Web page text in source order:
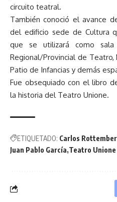
circuito teatral.
También conoció el avance
del edificio sede de Cultura
que se utilizará como
Regional/Provincial de Teatro,
Patio de Infancias y demás
Fue obsequiado con el libro
la historia del Teatro Unione.
ETIQUETADO: Carlos
Juan Pablo García Teatro Unione